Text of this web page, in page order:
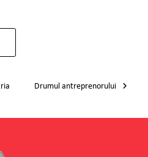
Drumul antreprenorului